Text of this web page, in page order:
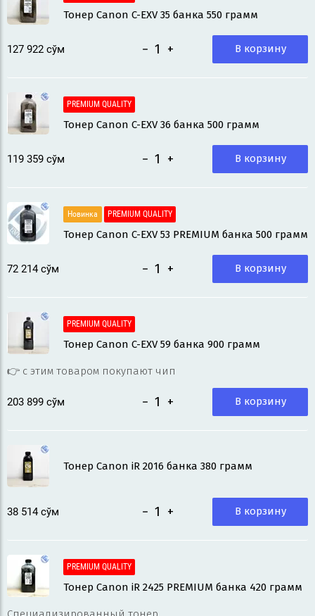
Тонер Canon C-EXV 35 банка 550 грамм
127 922 сўм − + В корзину
PREMIUM QUALITY
Тонер Canon C-EXV 36 банка 500 грамм
119 359 сўм − + В корзину
Новинка PREMIUM QUALITY
Тонер Canon C-EXV 53 PREMIUM банка 500 грамм
72 214 сўм − + В корзину
PREMIUM QUALITY
Тонер Canon C-EXV 59 банка 900 грамм
👉 с этим товаром покупают чип
203 899 сўм − + В корзину
Тонер Canon iR 2016 банка 380 грамм
38 514 сўм − + В корзину
PREMIUM QUALITY
Тонер Canon iR 2425 PREMIUM банка 420 грамм